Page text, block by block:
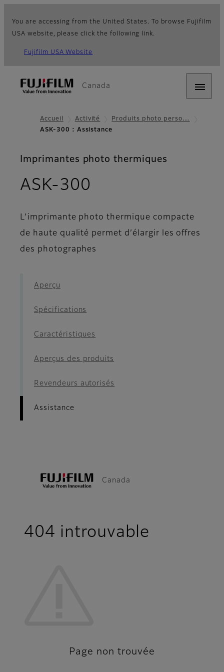
You are accessing from the United States. To browse Fujifilm
USA website, please click the following link.
Fujifilm USA Website
Canada
Accueil Activité
Produits photo perso…
ASK-300 : Assistance
Imprimantes photo thermiques
ASK-300
L’imprimante photo thermique compacte
de haute qualité permet d’élargir les offres
des photographes
Aperçu
Spécifications
Caractéristiques
Aperçus des produits
Revendeurs autorisés
Assistance
Canada
404 introuvable
Page non trouvée